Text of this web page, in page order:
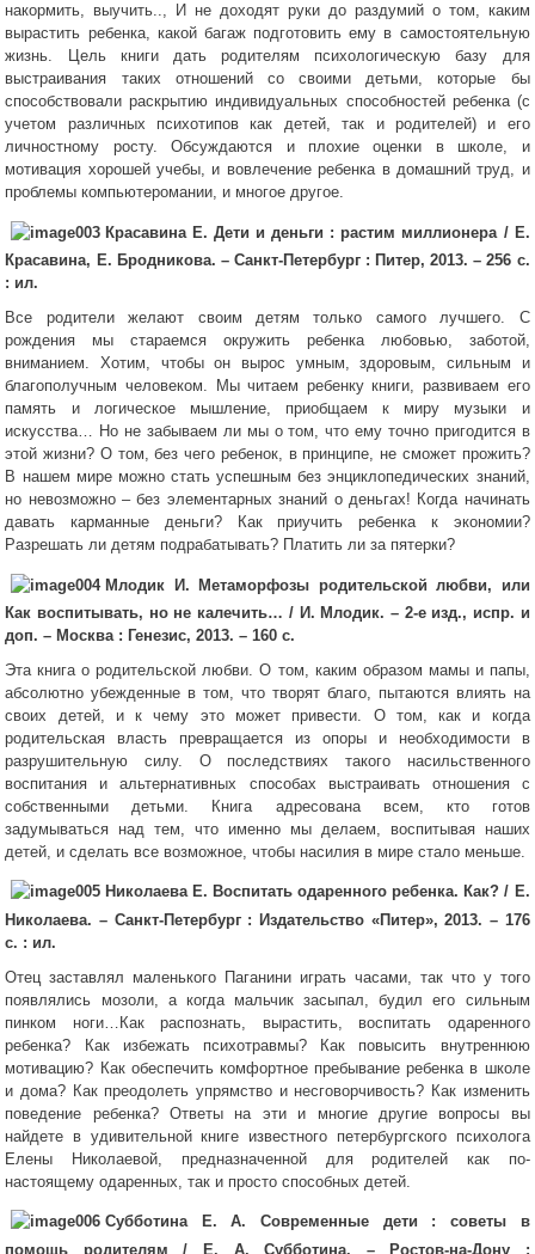
накормить, выучить.., И не доходят руки до раздумий о том, каким
вырастить ребенка, какой багаж подготовить ему в самостоятельную
жизнь. Цель книги дать родителям психологическую базу для
выстраивания таких отношений со своими детьми, которые бы
способствовали раскрытию индивидуальных способностей ребенка (с
учетом различных психотипов как детей, так и родителей) и его
личностному росту. Обсуждаются и плохие оценки в школе, и
мотивация хорошей учебы, и вовлечение ребенка в домашний труд, и
проблемы компьютеромании, и многое другое.
Красавина Е. Дети и деньги : растим миллионера / Е.
Красавина, Е. Бродникова. – Санкт-Петербург : Питер, 2013. – 256 с.
: ил.
Все родители желают своим детям только самого лучшего. С
рождения мы стараемся окружить ребенка любовью, заботой,
вниманием. Хотим, чтобы он вырос умным, здоровым, сильным и
благополучным человеком. Мы читаем ребенку книги, развиваем его
память и логическое мышление, приобщаем к миру музыки и
искусства… Но не забываем ли мы о том, что ему точно пригодится в
этой жизни? О том, без чего ребенок, в принципе, не сможет прожить?
В нашем мире можно стать успешным без энциклопедических знаний,
но невозможно – без элементарных знаний о деньгах! Когда начинать
давать карманные деньги? Как приучить ребенка к экономии?
Разрешать ли детям подрабатывать? Платить ли за пятерки?
Млодик И. Метаморфозы родительской любви, или
Как воспитывать, но не калечить… / И. Млодик. – 2-е изд., испр. и
доп. – Москва : Генезис, 2013. – 160 с.
Эта книга о родительской любви. О том, каким образом мамы и папы,
абсолютно убежденные в том, что творят благо, пытаются влиять на
своих детей, и к чему это может привести. О том, как и когда
родительская власть превращается из опоры и необходимости в
разрушительную силу. О последствиях такого насильственного
воспитания и альтернативных способах выстраивать отношения с
собственными детьми. Книга адресована всем, кто готов
задумываться над тем, что именно мы делаем, воспитывая наших
детей, и сделать все возможное, чтобы насилия в мире стало меньше.
Николаева Е. Воспитать одаренного ребенка. Как? / Е.
Николаева. – Санкт-Петербург : Издательство «Питер», 2013. – 176
с. : ил.
Отец заставлял маленького Паганини играть часами, так что у того
появлялись мозоли, а когда мальчик засыпал, будил его сильным
пинком ноги…Как распознать, вырастить, воспитать одаренного
ребенка? Как избежать психотравмы? Как повысить внутреннюю
мотивацию? Как обеспечить комфортное пребывание ребенка в школе
и дома? Как преодолеть упрямство и несговорчивость? Как изменить
поведение ребенка? Ответы на эти и многие другие вопросы вы
найдете в удивительной книге известного петербургского психолога
Елены Николаевой, предназначенной для родителей как по-
настоящему одаренных, так и просто способных детей.
Субботина Е. А. Современные дети : советы в
помощь родителям / Е. А. Субботина. – Ростов-на-Дону :